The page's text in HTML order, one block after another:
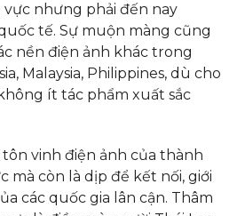
nhưng phải đến nay
tế. Sự muộn màng cũng
nền điện ảnh khác trong
Malaysia, Philippines, dù cho
ít tác phẩm xuất sắc
vinh điện ảnh của thành
mà còn là dịp để kết nối, giới
các quốc gia lân cận. Thâm